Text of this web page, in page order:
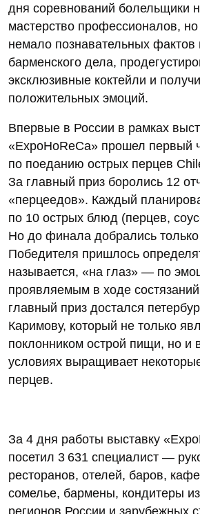
дня соревнований болельщики
мастерство профессионалов,
немало познавательных фактов
барменского дела,
эксклюзивные коктейли и
положительных эмоций.
Впервые в России в рамках
«ExpoHoReCa» прошел первый
по поеданию острых перцев
За главный приз боролись 12
«перцеедов». Каждый
по 10 острых блюд (перцев,
Но до финала добрались только
Победителя пришлось
называется, «на глаз» — по
проявляемым в ходе
главный приз достался
Каримову, который не только
поклонником острой пищи, но и
условиях выращивает
перцев.
За 4 дня работы выставку
посетил 3 631 специалист —
ресторанов, отелей, баров,
сомелье, бармены, кондитеры
регионов России и зарубежных